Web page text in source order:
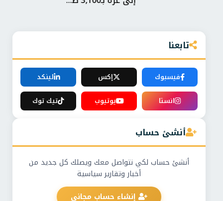
تابعنا
فيسبوك إكس
لينكد
انستا
يوتيوب تيك توك
أنشئ حساب
أنشئ حساب لكي نتواصل معك ويصلك كل جديد من
أخبار وتقارير سياسية
إنشاء حساب مجاني